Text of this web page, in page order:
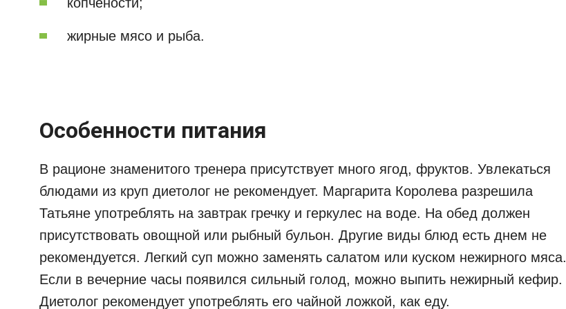
жирные мясо и рыба.
Особенности питания
В рационе знаменитого тренера присутствует много ягод, фруктов. Увлекаться
блюдами из круп диетолог не рекомендует. Маргарита Королева разрешила
Татьяне употреблять на завтрак гречку и геркулес на воде. На обед должен
присутствовать овощной или рыбный бульон. Другие виды блюд есть днем не
рекомендуется. Легкий суп можно заменять салатом или куском нежирного мяса.
Если в вечерние часы появился сильный голод, можно выпить нежирный кефир.
Диетолог рекомендует употреблять его чайной ложкой, как еду.